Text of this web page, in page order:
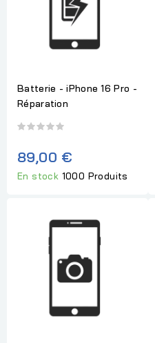
Batterie - iPhone 16 Pro -
Réparation
89,00 €
En stock 1000 Produits